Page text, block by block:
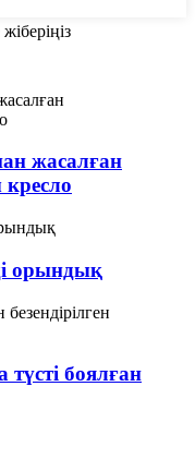
жасалған
орындық
боялған